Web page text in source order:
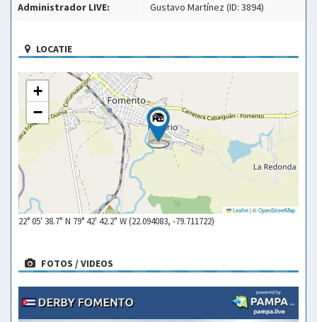
Administrador LIVE: Gustavo Martínez (ID: 3894)
LOCATIE
+
−
Leaflet|©OpenStreetMap
22° 05' 38.7" N 79° 42' 42.2" W (22.094083, -79.711722)
FOTOS / VIDEOS